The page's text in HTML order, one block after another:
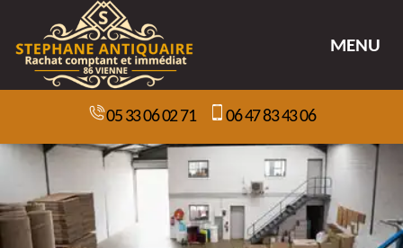
MENU
05 33 06 02 71 06 47 83 43 06